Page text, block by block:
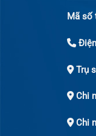
Mã số
Trụ
Chi
Chi